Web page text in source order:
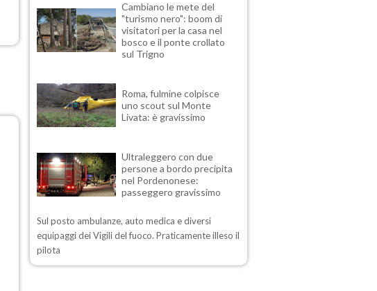
Cambiano le mete del
"turismo nero": boom di
visitatori per la casa nel
bosco e il ponte crollato
sul Trigno
Roma, fulmine colpisce
uno scout sul Monte
Livata: è gravissimo
Ultraleggero con due
persone a bordo precipita
nel Pordenonese:
passeggero gravissimo
Sul posto ambulanze, auto medica e diversi
equipaggi dei Vigili del fuoco. Praticamente illeso il
pilota